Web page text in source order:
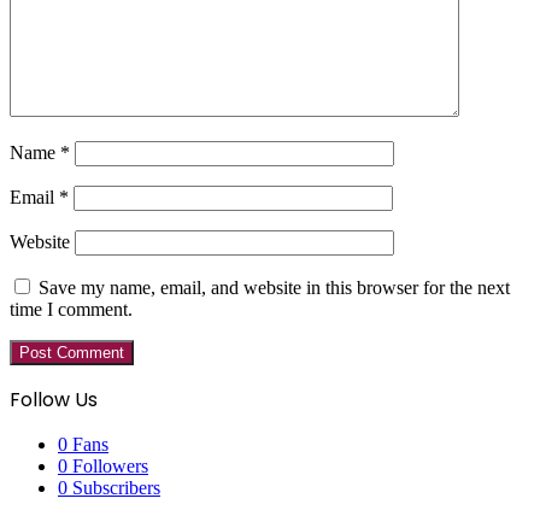
Name *
Email *
Website
Save my name, email, and website in this browser for the next
time I comment.
Follow Us
0 Fans
0 Followers
0 Subscribers